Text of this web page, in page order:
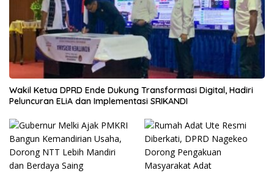
Wakil Ketua DPRD Ende Dukung Transformasi Digital, Hadiri
Peluncuran ELiA dan Implementasi SRIKANDI